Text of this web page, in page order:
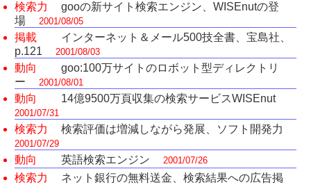
検索力
gooの新サイト検索エンジン、WISEnutの登
場
2001/08/05
掲載
インターネット＆メール500技全書、宝島社、
p.121
2001/08/03
動向
goo:100万サイトのロボット型ディレクトリ
ー
2001/08/01
動向 14億9500万頁収集の検索サービスWISEnut
2001/07/31
検索力 検索評価は増減しながら発展、ソフト開発力
2001/07/29
動向 英語検索エンジン 2001/07/26
検索力
ネット銀行の無料送金、検索結果への広告掲